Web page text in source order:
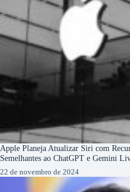
Apple Planeja Atualizar Siri com
Semelhantes ao ChatGPT e Gemini
22 de novembro de 2024